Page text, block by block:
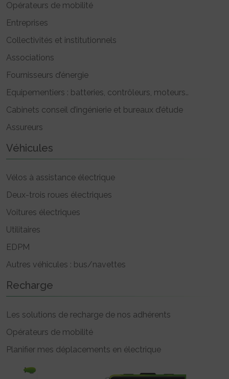
Opérateurs de mobilité
Entreprises
Collectivités et institutionnels
Associations
Fournisseurs d’énergie
Equipementiers : batteries, contrôleurs, moteurs..
Cabinets conseil d’ingénierie et bureaux d’étude
Assureurs
Véhicules
Vélos à assistance électrique
Deux-trois roues électriques
Voitures électriques
Utilitaires
EDPM
Autres véhicules : bus/navettes
Recharge
Les solutions de recharge de nos adhérents
Opérateurs de mobilité
Planifier mes déplacements en électrique